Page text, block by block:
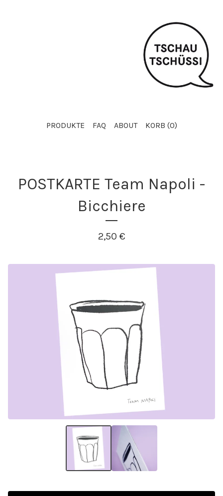
PRODUKTE FAQ ABOUT KORB (0)
POSTKARTE Team Napoli -
Bicchiere
2,50 €